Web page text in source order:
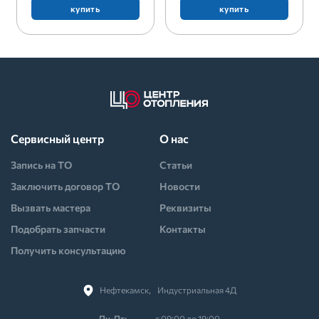
купить
купить
Нефтекамск,⠀Индустриальная 4Д
Сервисный центр
Запись на ТО
Заключить договор ТО
Вызвать мастера
Подобрать запчасти
Получить консультацию
О нас
Статьи
Новости
Реквизиты
Контакты